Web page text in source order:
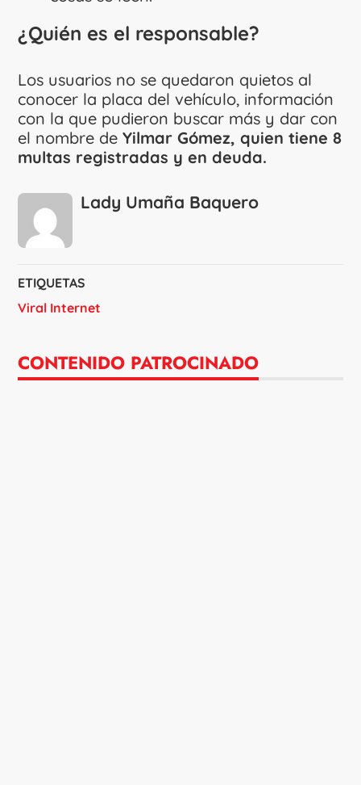
¿Quién es el responsable?
Los usuarios no se quedaron quietos al
conocer la placa del vehículo, información
con la que pudieron buscar más y dar con
el nombre deYilmar Gómez, quien tiene 8
multas registradas y en deuda.
Lady Umaña Baquero
ETIQUETAS
Viral Internet
CONTENIDO PATROCINADO